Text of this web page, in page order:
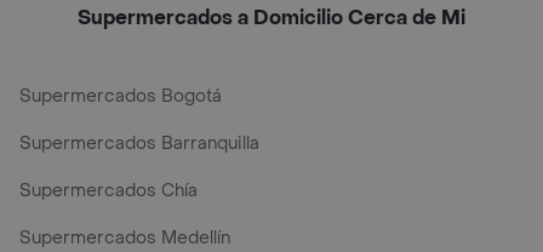
Supermercados a Domicilio Cerca de Mi
Supermercados Bogotá
Supermercados Barranquilla
Supermercados Chía
Supermercados Medellín